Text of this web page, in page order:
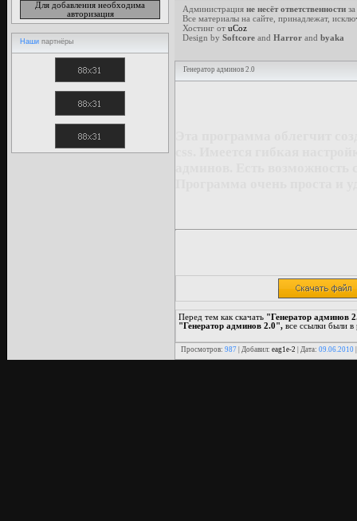
Для добавления необходима
авторизация
Наши партнёры
Администрация не несёт ответственности
Все материалы на сайте, принадлежат,
Хостинг от uCoz
Design by Softcore and Harror and byaka
Генератор админов 2.0
Перед тем как скачать "Генератор админов
"Генератор админов 2.0", все ссылки были
Просмотров: 987 | Добавил: eag1e-2 | Дата: 09.06.2010